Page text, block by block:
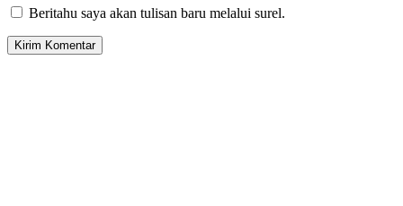
Beritahu saya akan tulisan baru melalui surel.